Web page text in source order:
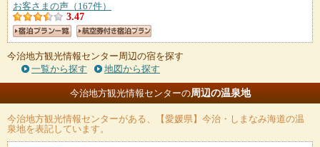
お客さまの声（167件）
3.47
今治地方観光情報センター周辺の宿を探す
一覧から探す
地図から探す
今治地方観光情報センターの周辺の温泉地
今治地方観光情報センターがある、【愛媛県】今治・しまなみ海道の温
泉地を表記しています。